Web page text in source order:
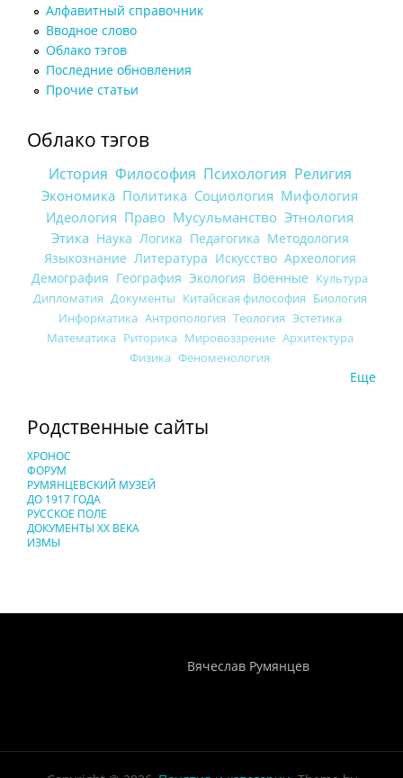
Алфавитный справочник
Вводное слово
Облако тэгов
Последние обновления
Прочие статьи
Облако тэгов
История Философия Психология Религия
Экономика Политика Социология Мифология
Идеология Право Мусульманство Этнология
Этика Наука Логика Педагогика Методология
Языкознание Литература Искусство Археология
Демография География Экология Военные Культура
Дипломатия Документы Китайская философия Биология
Информатика Антропология Теология Эстетика
Математика Риторика Мировоззрение Архитектура
Физика Феноменология
Еще
Родственные сайты
ХРОНОС
ФОРУМ
РУМЯНЦЕВСКИЙ МУЗЕЙ
ДО 1917 ГОДА
РУССКОЕ ПОЛЕ
ДОКУМЕНТЫ XX ВЕКА
ИЗМЫ
Вячеслав Румянцев